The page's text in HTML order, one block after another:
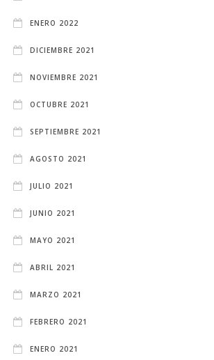
ENERO 2022
DICIEMBRE 2021
NOVIEMBRE 2021
OCTUBRE 2021
SEPTIEMBRE 2021
AGOSTO 2021
JULIO 2021
JUNIO 2021
MAYO 2021
ABRIL 2021
MARZO 2021
FEBRERO 2021
ENERO 2021